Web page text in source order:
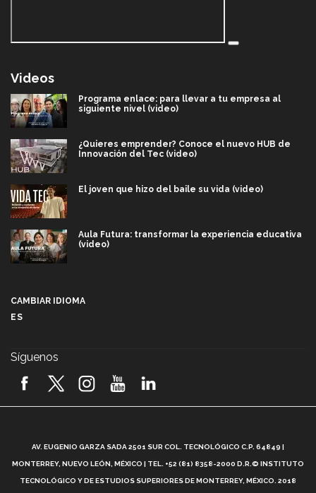
Videos
Programa enlace: para llevar a tu empresa al
siguiente nivel (video)
¿Quieres emprender? Conoce el nuevo HUB de
Innovación del Tec (video)
El joven que hizo del baile su vida (video)
Aula Futura: transformar la experiencia educativa
(video)
2026! (video)
¿Cómo es el Modelo Educativo Tec? (video)
CAMBIAR IDIOMA
ES
Síguenos
AV. EUGENIO GARZA SADA 2501 SUR COL. TECNOLÓGICO C.P. 64849 |
MONTERREY, NUEVO LEÓN, MÉXICO | TEL. +52 (81) 8358-2000 D.R.© INSTITUTO
TECNOLÓGICO Y DE ESTUDIOS SUPERIORES DE MONTERREY, MÉXICO. 2018